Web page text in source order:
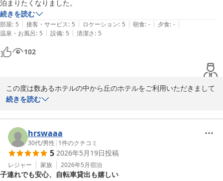
泊まりたくなりました。
続きを読む
部屋: 5 | 接客・サービス: 5 | ロケーション: 5 | 朝食: - | 夕食: - |
温泉・お風呂: 5 | 設備: 5 | 清潔さ: 5
102
この度は数あるホテルの中から丘のホテルをご利用いただきまして
誠にありがとうございました。またお忙しい中、口コミをご投稿賜
『すごく温かくて過ごしやすい雰囲気』とのお言葉を拝読しスタッ
フ一同、大変嬉しく存じます。
お客様が快適に気持ち良く過ごしていただける様、今後も努めて参
ります。
また仙台へお越しの際は、ぜひ丘のホテルへ足をお運びくださいま
続きを読む
hrswaaa
30代/男性 | 1件のクチコミ
5 2026年5月19日投稿
レジャー 家族 2026年5月宿泊
子連れでも安心、自転車貸出も嬉しい